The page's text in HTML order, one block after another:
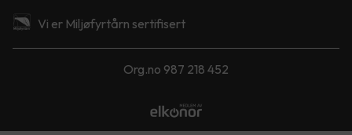
Vi er Miljøfyrtårn sertifisert
Org.no 987 218 452